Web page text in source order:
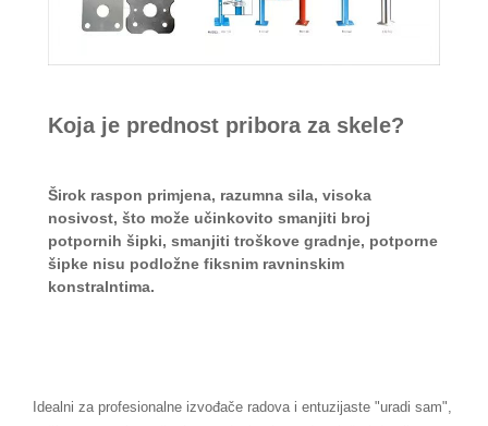
Koja je prednost pribora za skele?
Širok raspon primjena, razumna sila, visoka
nosivost, što može učinkovito smanjiti broj
potpornih šipki, smanjiti troškove gradnje, potporne
šipke nisu podložne fiksnim ravninskim
konstralntima.
Idealni za profesionalne izvođače radova i entuzijaste "uradi sam",